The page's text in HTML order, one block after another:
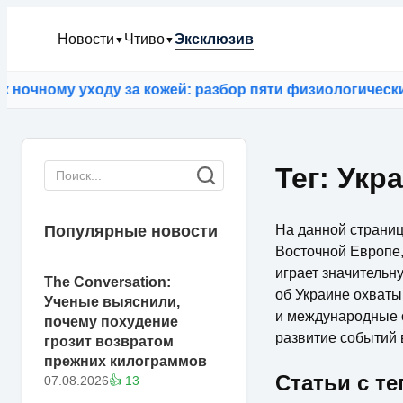
Новости ▼ Чтиво▼Эксклюзив
за кожей: разбор пяти физиологических
Популярные новости
The Conversation:
Ученые выяснили,
почему похудение
грозит возвратом
прежних килограммов
07.08.2026👍 13
Тег:
На данной
Восточной
играет
об Украине
и международные
развитие событий
Статьи с